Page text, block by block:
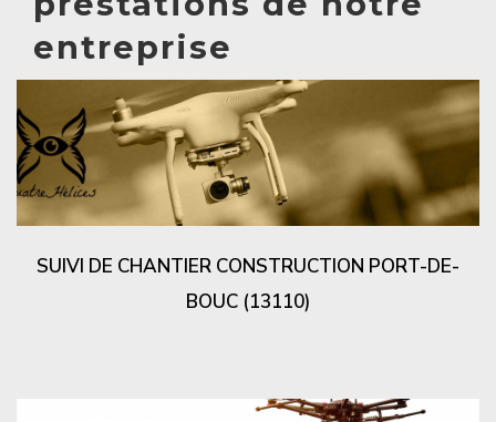
entreprise
SUIVI DE CHANTIER CONSTRUCTION PORT-DE-
BOUC (13110)